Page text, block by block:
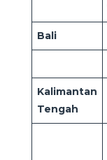
Bali
Kalimantan
Tengah